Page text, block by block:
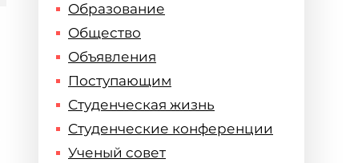
Образование
Общество
Объявления
Поступающим
Студенческая жизнь
Студенческие конференции
Ученый совет